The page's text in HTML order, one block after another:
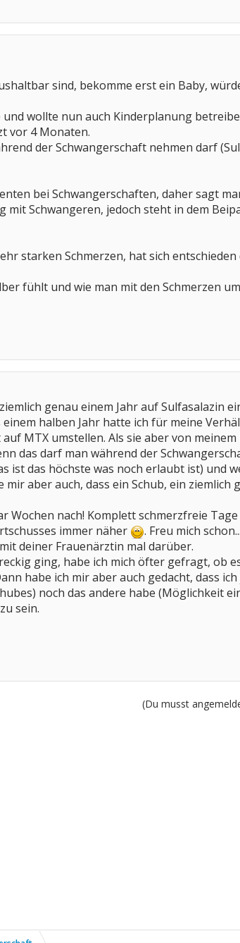
sind, bekomme erst ein Baby,
und wollte nun auch Kinderplanung
vor 4 Monaten.
der Schwangerschaft nehmen darf
bei Schwangerschaften, daher sagt
Schwangeren, jedoch steht in dem
starken Schmerzen, hat sich
fühlt und wie man mit den Schmerzen
genau einem Jahr auf Sulfasalazin
halben Jahr hatte ich für meine
MTX umstellen. Als sie aber von
das darf man während der
ist das höchste was noch erlaubt ist) und
aber auch, dass ein Schub, ein
Wochen nach! Komplett schmerzfreie
immer näher
. Freu mich schon...
deiner Frauenärztin mal darüber.
ging, habe ich mich öfter gefragt, ob
habe ich mir aber auch gedacht, dass
noch das andere habe (Möglichkeit
sein.
(Du musst